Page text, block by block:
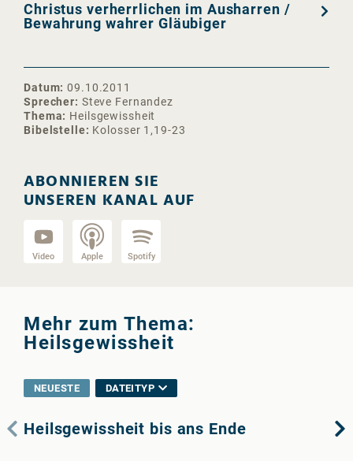
Christus verherrlichen im Ausharren /
Bewahrung wahrer Gläubiger
Datum 09.10.2011
Sprecher
Steve Fernandez
Thema
Heilsgewissheit
Bibelstelle
Kolosser 1,19-23
ABONNIEREN SIE
UNSEREN KANAL AUF
Video Apple Spotify
Mehr zum Thema:
Heilsgewissheit
NEUESTE DATEITYP
Heilsgewissheit bis ans Ende